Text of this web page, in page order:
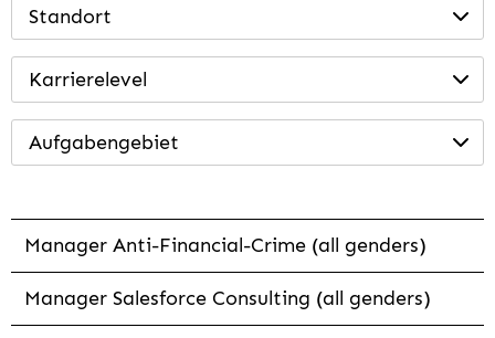
Standort
Karrierelevel
Aufgabengebiet
Manager Anti-Financial-Crime (all genders)
Manager Salesforce Consulting (all genders)